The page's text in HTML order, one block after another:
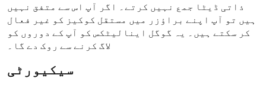
ذاتی ڈیٹا جمع نہیں کرتے۔ اگر آپ اس سے متفق نہیں
ہیں تو آپ اپنے براؤزر میں مستقل کوکیز کو غیر فعال
کر سکتے ہیں۔ یہ گوگل اینالیٹکس کو آپ کے دوروں کو
لاگ کرنے سے روک دے گا۔
سیکیورٹی